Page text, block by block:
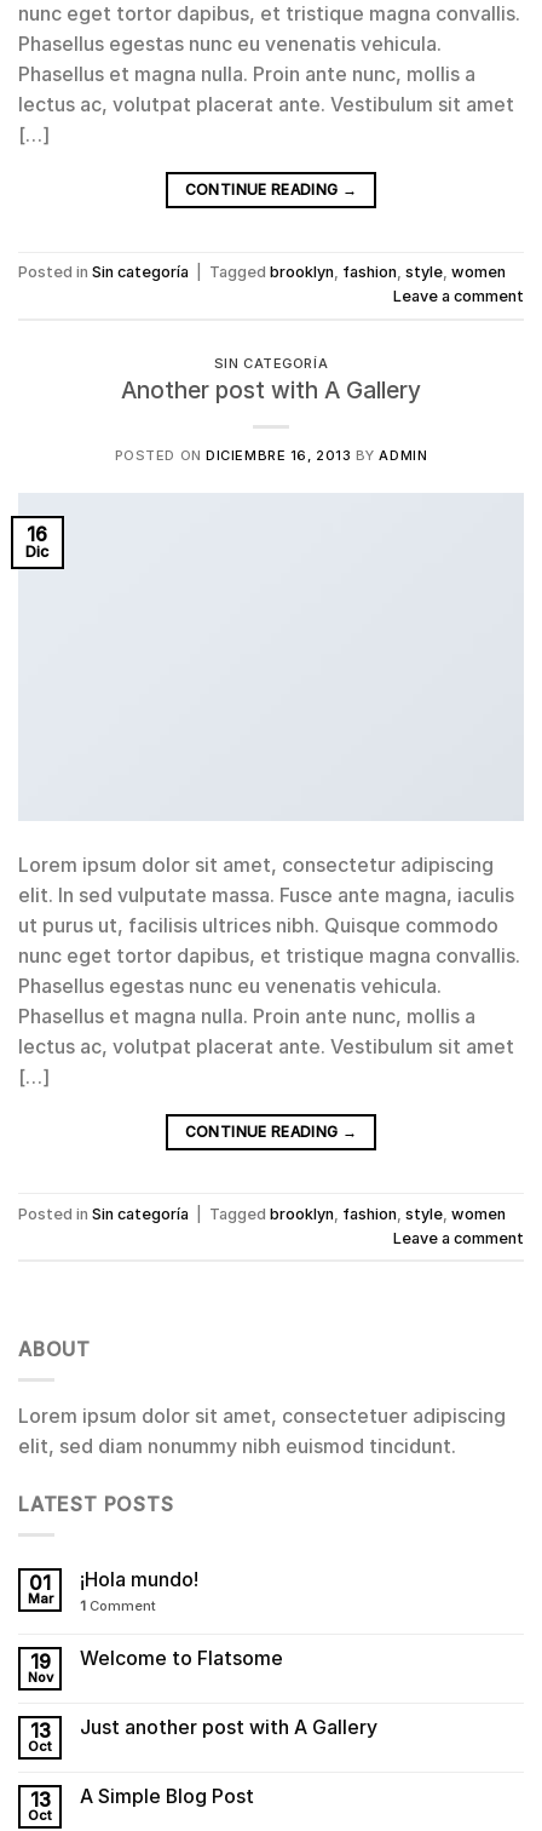
nunc eget tortor dapibus, et tristique magna convallis.
Phasellus egestas nunc eu venenatis vehicula.
Phasellus et magna nulla. Proin ante nunc, mollis a
lectus ac, volutpat placerat ante. Vestibulum sit amet
[…]
CONTINUE READING →
Posted in Sin categoría Tagged brooklyn, fashion, style, women
Leave a comment
SIN CATEGORÍA
Another post with A Gallery
POSTED ONDICIEMBRE 16, 2013 BYADMIN
16
Dic
Lorem ipsum dolor sit amet, consectetur adipiscing
elit. In sed vulputate massa. Fusce ante magna, iaculis
ut purus ut, facilisis ultrices nibh. Quisque commodo
nunc eget tortor dapibus, et tristique magna convallis.
Phasellus egestas nunc eu venenatis vehicula.
Phasellus et magna nulla. Proin ante nunc, mollis a
lectus ac, volutpat placerat ante. Vestibulum sit amet
[…]
CONTINUE READING →
Posted in Sin categoría Tagged brooklyn fashion style women
Leave a comment
ABOUT
Lorem ipsum dolor sit amet, consectetuer adipiscing
elit, sed diam nonummy nibh euismod tincidunt.
LATEST POSTS
01
Mar
¡Hola mundo!
1 Comment
19
Nov
Welcome to Flatsome
13
Oct
Just another post with A Gallery
13
Oct
A Simple Blog Post